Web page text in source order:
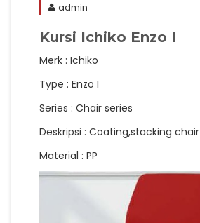
admin
Kursi Ichiko Enzo I
Merk : Ichiko
Type : Enzo I
Series : Chair series
Deskripsi : Coating,stacking chair
Material : PP